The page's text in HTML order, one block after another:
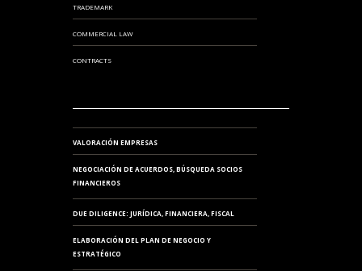
TRADEMARK
COMMERCIAL LAW
CONTRACTS
VALORACIÓN EMPRESAS
NEGOCIACIÓN DE ACUERDOS, BÚSQUEDA SOCIOS
FINANCIEROS
DUE DILIGENCE: JURÍDICA, FINANCIERA, FISCAL
ELABORACIÓN DEL PLAN DE NEGOCIO Y
ESTRATÉGICO